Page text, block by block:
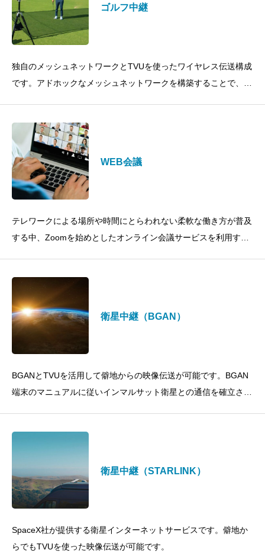
ゴルフ中継
独自のメッシュネットワークとTVUを使ったワイヤレス伝送構成
です。アドホックなメッシュネットワークを構築することで、
WEB会議
テレワークによる場所や時間にとらわれない柔軟な働き方が普及
する中、Zoomを始めとしたオンライン会議サービスを利用する
衛星中継（BGAN）
BGANとTVUを活用して僻地からの映像伝送が可能です。BGAN
端末のマニュアルに従いインマルサット衛星との通信を確立させ
衛星中継（STARLINK）
SpaceX社が提供する衛星インターネットサービスです。僻地か
らでもTVUを使った映像伝送が可能です。